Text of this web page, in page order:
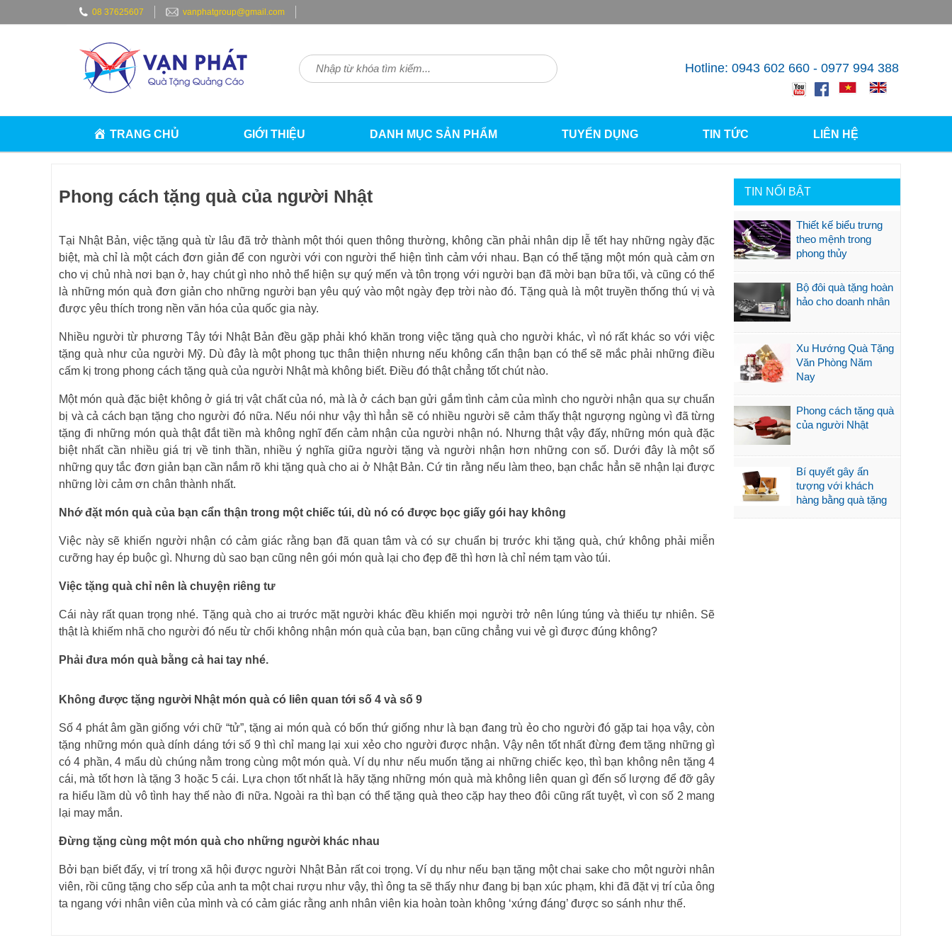
to
08 37625607 vanphatgroup@gmail.com
Hotline: 0943 602 660 - 0977 994 388
TRANG CHỦ GIỚI THIỆU DANH MỤC SẢN PHẨM TUYỂN DỤNG TIN TỨC LIÊN HỆ
Phong cách tặng quà của người Nhật
Tại Nhật Bản, việc tặng quà từ lâu đã trở thành một thói quen thông thường, không cần phải nhân dịp lễ tết hay những ngày đặc
biệt, mà chỉ là một cách đơn giản để con người với con người thể hiện tình cảm với nhau. Bạn có thể tặng một món quà cảm ơn
cho vị chủ nhà nơi bạn ở, hay chút gì nho nhỏ thể hiện sự quý mến và tôn trọng với người bạn đã mời bạn bữa tối, và cũng có thể
là những món quà đơn giản cho những người bạn yêu quý vào một ngày đẹp trời nào đó. Tặng quà là một truyền thống thú vị và
được yêu thích trong nền văn hóa của quốc gia này.
Nhiều người từ phương Tây tới Nhật Bản đều gặp phải khó khăn trong việc tặng quà cho người khác, vì nó rất khác so với việc
tặng quà như của người Mỹ. Dù đây là một phong tục thân thiện nhưng nếu không cẩn thận bạn có thể sẽ mắc phải những điều
cấm kị trong phong cách tặng quà của người Nhật mà không biết. Điều đó thật chẳng tốt chút nào.
Một món quà đặc biệt không ở giá trị vật chất của nó, mà là ở cách bạn gửi gắm tình cảm của mình cho người nhận qua sự chuẩn
bị và cả cách bạn tặng cho người đó nữa. Nếu nói như vậy thì hẳn sẽ có nhiều người sẽ cảm thấy thật ngượng ngùng vì đã từng
tặng đi những món quà thật đắt tiền mà không nghĩ đến cảm nhận của người nhận nó. Nhưng thật vậy đấy, những món quà đặc
biệt nhất cần nhiều giá trị về tinh thần, nhiều ý nghĩa giữa người tặng và người nhận hơn những con số. Dưới đây là một số
những quy tắc đơn giản bạn cần nắm rõ khi tặng quà cho ai ở Nhật Bản. Cứ tin rằng nếu làm theo, bạn chắc hẳn sẽ nhận lại được
những lời cảm ơn chân thành nhất.
Nhớ đặt món quà của bạn cẩn thận trong một chiếc túi, dù nó có được bọc giấy gói hay không
Việc này sẽ khiến người nhận có cảm giác rằng bạn đã quan tâm và có sự chuẩn bị trước khi tặng quà, chứ không phải miễn
cưỡng hay ép buộc gì. Nhưng dù sao bạn cũng nên gói món quà lại cho đẹp đẽ thì hơn là chỉ ném tạm vào túi.
Việc tặng quà chỉ nên là chuyện riêng tư
Cái này rất quan trọng nhé. Tặng quà cho ai trước mặt người khác đều khiến mọi người trở nên lúng túng và thiếu tự nhiên. Sẽ
thật là khiếm nhã cho người đó nếu từ chối không nhận món quà của bạn, bạn cũng chẳng vui vẻ gì được đúng không?
Phải đưa món quà bằng cả hai tay nhé.
Không được tặng người Nhật món quà có liên quan tới số 4 và số 9
Số 4 phát âm gần giống với chữ “tử”, tặng ai món quà có bốn thứ giống như là bạn đang trù ẻo cho người đó gặp tai họa vậy, còn
tặng những món quà dính dáng tới số 9 thì chỉ mang lại xui xẻo cho người được nhận. Vậy nên tốt nhất đừng đem tặng những gì
có 4 phần, 4 mẩu dù chúng nằm trong cùng một món quà. Ví dụ như nếu muốn tặng ai những chiếc kẹo, thì bạn không nên tặng 4
cái, mà tốt hơn là tặng 3 hoặc 5 cái. Lựa chọn tốt nhất là hãy tặng những món quà mà không liên quan gì đến số lượng để đỡ gây
ra hiểu lầm dù vô tình hay thế nào đi nữa. Ngoài ra thì bạn có thể tặng quà theo cặp hay theo đôi cũng rất tuyệt, vì con số 2 mang
lại may mắn.
Đừng tặng cùng một món quà cho những người khác nhau
Bởi bạn biết đấy, vị trí trong xã hội được người Nhật Bản rất coi trọng. Ví dụ như nếu bạn tặng một chai sake cho một người nhân
viên, rồi cũng tặng cho sếp của anh ta một chai rượu như vậy, thì ông ta sẽ thấy như đang bị bạn xúc phạm, khi đã đặt vị trí của ông
ta ngang với nhân viên của mình và có cảm giác rằng anh nhân viên kia hoàn toàn không ‘xứng đáng’ được so sánh như thế.
TIN NỔI BẬT
Thiết kế biểu trưng
theo mệnh trong
phong thủy
Bộ đôi quà tặng hoàn
hảo cho doanh nhân
Xu Hướng Quà Tặng
Văn Phòng Năm
Nay
Phong cách tặng quà
của người Nhật
Bí quyết gây ấn
tượng với khách
hàng bằng quà tặng